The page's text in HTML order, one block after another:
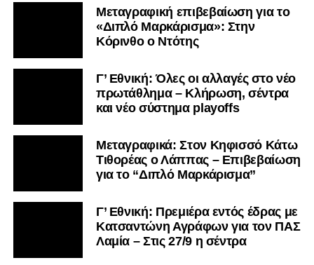
Μεταγραφική επιβεβαίωση για το
«Διπλό Μαρκάρισμα»: Στην
Κόρινθο ο Ντότης
Γ’ Εθνική: Όλες οι αλλαγές στο νέο
πρωτάθλημα – Κλήρωση, σέντρα
και νέο σύστημα playoffs
Μεταγραφικά: Στον Κηφισσό Κάτω
Τιθορέας ο Λάππας – Επιβεβαίωση
για το “Διπλό Μαρκάρισμα”
Γ’ Εθνική: Πρεμιέρα εντός έδρας με
Κατσαντώνη Αγράφων για τον ΠΑΣ
Λαμία – Στις 27/9 η σέντρα